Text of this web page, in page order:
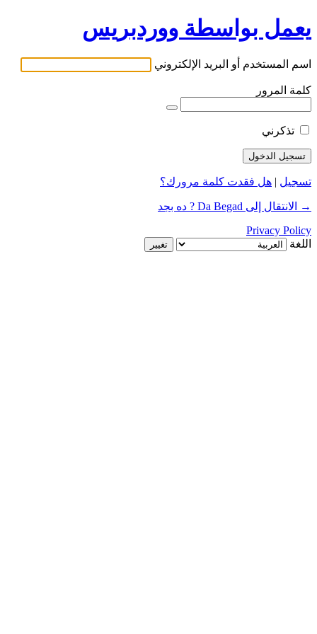
يعمل بواسطة ووردبريس
اسم المستخدم أو البريد الإلكتروني
كلمة المرور
تذكرني
تسجيل | هل فقدت كلمة مرورك؟
→ الانتقال إلى Da Begad ? ده بجد
Privacy Policy
اللغة